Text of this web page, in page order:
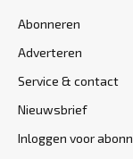
Abonneren
Adverteren
Service & contact
Nieuwsbrief
Inloggen voor